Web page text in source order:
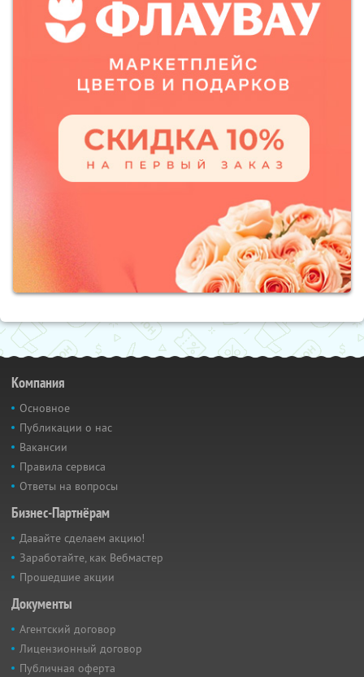
Компания
Основное
Публикации о нас
Вакансии
Правила сервиса
Ответы на вопросы
Бизнес-Партнёрам
Давайте сделаем акцию!
Заработайте, как Вебмастер
Прошедшие акции
Документы
Агентский договор
Лицензионный договор
Публичная оферта